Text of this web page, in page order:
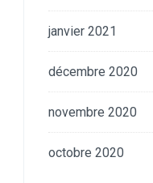
janvier 2021
décembre 2020
novembre 2020
octobre 2020